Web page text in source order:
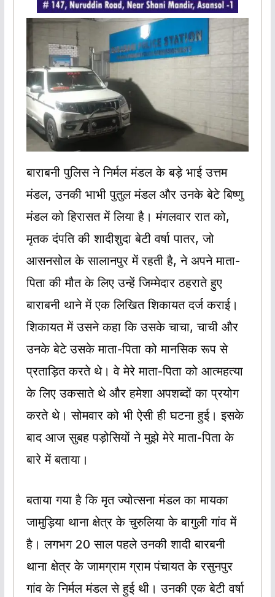
बाराबनी पुलिस ने निर्मल मंडल के बड़े भाई उत्तम
मंडल, उनकी भाभी पुतुल मंडल और उनके बेटे बिष्णु
मंडल को हिरासत में लिया है। मंगलवार रात को,
मृतक दंपति की शादीशुदा बेटी वर्षा पातर, जो
आसनसोल के सालानपुर में रहती है, ने अपने माता-
पिता की मौत के लिए उन्हें जिम्मेदार ठहराते हुए
बाराबनी थाने में एक लिखित शिकायत दर्ज कराई।
शिकायत में उसने कहा कि उसके चाचा, चाची और
उनके बेटे उसके माता-पिता को मानसिक रूप से
प्रताड़ित करते थे। वे मेरे माता-पिता को आत्महत्या
के लिए उकसाते थे और हमेशा अपशब्दों का प्रयोग
करते थे। सोमवार को भी ऐसी ही घटना हुई। इसके
बाद आज सुबह पड़ोसियों ने मुझे मेरे माता-पिता के
बारे में बताया।
बताया गया है कि मृत ज्योत्सना मंडल का मायका
जामुड़िया थाना क्षेत्र के चुरुलिया के बागुली गांव में
है। लगभग 20 साल पहले उनकी शादी बारबनी
थाना क्षेत्र के जामग्राम ग्राम पंचायत के रसुनपुर
गांव के निर्मल मंडल से हुई थी। उनकी एक बेटी वर्षा